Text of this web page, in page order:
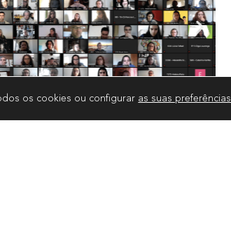
os cookies ou configurar as suas preferências